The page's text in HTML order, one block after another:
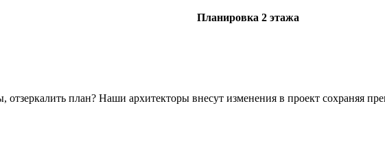
Планировка 2 этажа
отзеркалить план? Наши архитекторы внесут изменения в проект сохраняя